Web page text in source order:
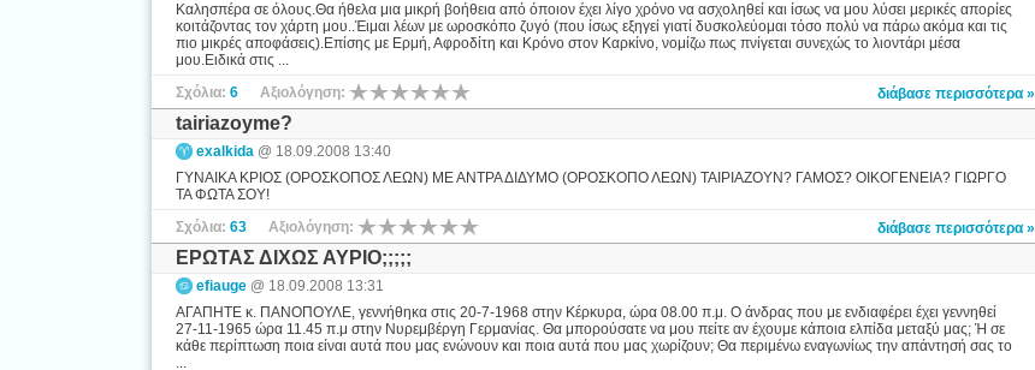
Καλησπέρα σε όλους.Θα ήθελα μια μικρή βοήθεια από όποιον έχει λίγο χρόνο να ασχοληθεί και ίσως να μου λύσει μερικές απορίες
κοιτάζοντας τον χάρτη μου..Έιμαι λέων με ωροσκόπο ζυγό (που ίσως εξηγεί γιατί δυσκολεύομαι τόσο πολύ να πάρω ακόμα και τις
πιο μικρές αποφάσεις).Επίσης με Ερμή, Αφροδίτη και Κρόνο στον Καρκίνο, νομίζω πως πνίγεται συνεχώς το λιοντάρι μέσα
μου.Ειδικά στις ...
διάβασε περισσότερα »
Σχόλια: 6 Αξιολόγηση:
tairiazoyme?
exalkida @ 18.09.2008 13:40
ΓΥΝΑΙΚΑ ΚΡΙΟΣ (ΟΡΟΣΚΟΠΟΣ ΛΕΩΝ) ΜΕ ΑΝΤΡΑ ΔΙΔΥΜΟ (ΟΡΟΣΚΟΠΟ ΛΕΩΝ) ΤΑΙΡΙΑΖΟΥΝ? ΓΑΜΟΣ? ΟΙΚΟΓΕΝΕΙΑ? ΓΙΩΡΓΟ
ΤΑ ΦΩΤΑ ΣΟΥ!
διάβασε περισσότερα »
Σχόλια: 63 Αξιολόγηση:
ΕΡΩΤΑΣ ΔΙΧΩΣ ΑΥΡΙΟ;;;;;
efiauge @ 18.09.2008 13:31
ΑΓΑΠΗΤΕ κ. ΠΑΝΟΠΟΥΛΕ, γεννήθηκα στις 20-7-1968 στην Κέρκυρα, ώρα 08.00 π.μ. Ο άνδρας που με ενδιαφέρει έχει γεννηθεί
27-11-1965 ώρα 11.45 π.μ στην Νυρεμβέργη Γερμανίας. Θα μπορούσατε να μου πείτε αν έχουμε κάποια ελπίδα μεταξύ μας; Ή σε
κάθε περίπτωση ποια είναι αυτά που μας ενώνουν και ποια αυτά που μας χωρίζουν; Θα περιμένω εναγωνίως την απάντησή σας το
...